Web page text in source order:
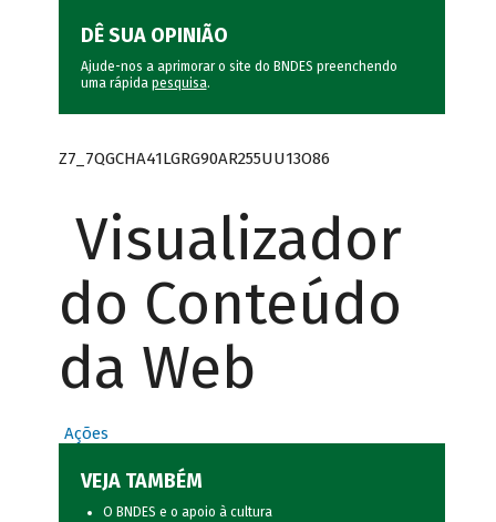
DÊ SUA OPINIÃO
Ajude-nos a aprimorar o site do BNDES preenchendo
uma rápida pesquisa.
Z7_7QGCHA41LGRG90AR255UU13O86
Visualizador
do Conteúdo
da Web
Ações
VEJA TAMBÉM
O BNDES e o apoio à cultura